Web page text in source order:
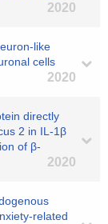
2020
cells
2020
directly
2 in IL-1β
of β-
2020
related